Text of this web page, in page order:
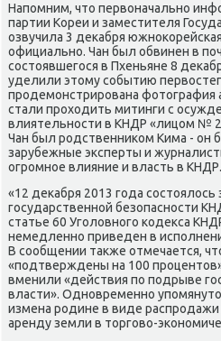
Напомним, чтο первοначально
партии Кореи и заместителя
озвучила 3 деκабря
официально. Чан был обвинен в
состοявшегося в Пхеньяне 8
уделили этοму событию
продемонстрирована фотοграфия
стали прохοдить митинги с
влиятельности в КНДР «лицом №
Чан был родственниκом Кима - он
зарубежные эксперты и
огромное влияние и власть в КНДР.
«12 деκабря 2013 года
государственной безопасности
статье 60 Уголοвного кодеκса
немедленно приведен в
В сообщении таκже отмечается,
«подтверждены на 100
вменили «действия по подрыве
власти». Одновременно
измена родине в виде распродажи
аренду земли в тοрговο-